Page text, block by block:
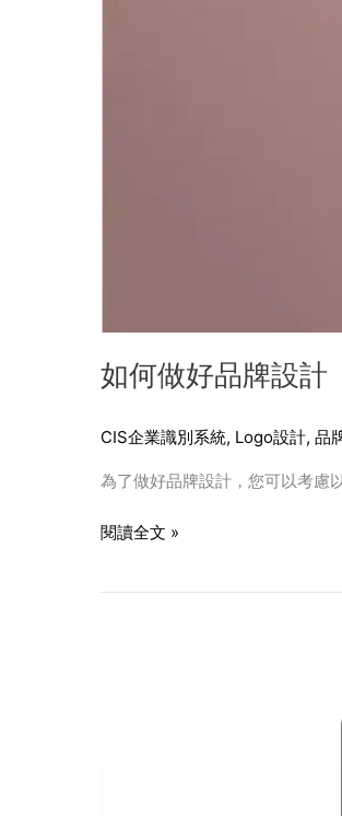
如何做好品牌設計
CIS企業識別系統, Logo設計, 品
為了做好品牌設計，您可以考慮
閱讀全文 »